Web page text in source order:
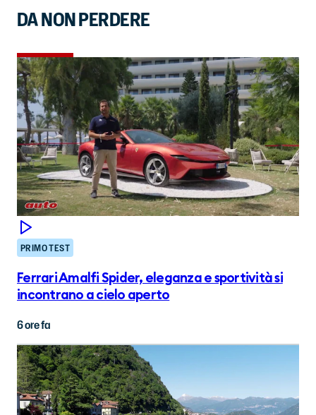
DA NON PERDERE
PRIMO TEST
Ferrari Amalfi Spider, eleganza e sportività si
incontrano a cielo aperto
6 ore fa